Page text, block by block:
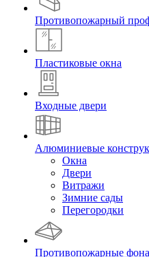
Противопожарный
Пластиковые окна
Входные двери
Алюминиевые
Окна
Двери
Витражи
Зимние сады
Перегородки
Противопожарные